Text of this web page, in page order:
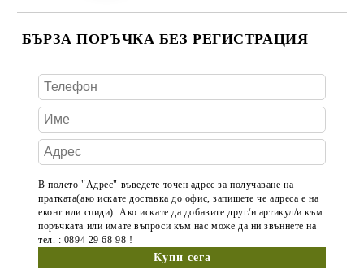
БЪРЗА ПОРЪЧКА БЕЗ РЕГИСТРАЦИЯ
В полето "Адрес" въведете точен адрес за получаване на
пратката(ако искате доставка до офис, запишете че адреса е на
еконт или спиди). Ако искате да добавите друг/и артикул/и към
поръчката или имате въпроси към нас може да ни звъннете на
тел. : 0894 29 68 98 !